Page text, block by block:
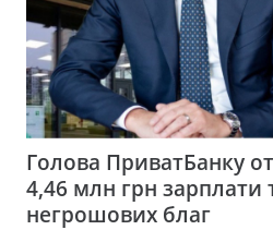
Голова ПриватБанку
4,46 млн грн зарплати
негрошових благ